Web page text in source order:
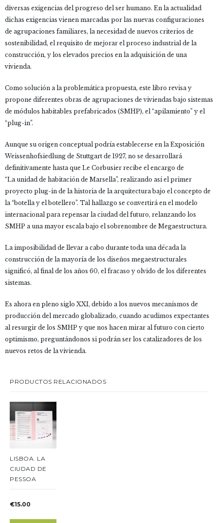
diversas exigencias del progreso del ser humano. En la actualidad
dichas exigencias vienen marcadas por las nuevas configuraciones
de agrupaciones familiares, la necesidad de nuevos criterios de
sostenibilidad, el requisito de mejorar el proceso industrial de la
construcción, y los elevados precios en la adquisición de una
vivienda.
Como solución a la problemática propuesta, este libro revisa y
propone diferentes obras de agrupaciones de viviendas bajo sistemas
de módulos habitables prefabricados (SMHP), el “apilamiento” y el
“plug-in”.
Aunque su origen conceptual podría establecerse en la Exposición
Weissenhofsiedlung de Stuttgart de 1927, no se desarrollará
definitivamente hasta que Le Corbusier recibe el encargo de
“La unidad de habitación de Marsella”, realizando así el primer
proyecto plug-in de la historia de la arquitectura bajo el concepto de
la “botella y el botellero”. Tal hallazgo se convertirá en el modelo
internacional para repensar la ciudad del futuro, relanzando los
SMHP a una mayor escala bajo el sobrenombre de Megaestructura.
La imposibilidad de llevar a cabo durante toda una década la
construcción de la mayoría de los diseños megaestructurales
significó, al final de los años 60, el fracaso y olvido de los diferentes
sistemas.
Es ahora en pleno siglo XXI, debido a los nuevos mecanismos de
producción del mercado globalizado, cuando acudimos expectantes
al resurgir de los SMHP y que nos hacen mirar al futuro con cierto
optimismo, preguntándonos si podrán ser los catalizadores de los
nuevos retos de la vivienda.
PRODUCTOS RELACIONADOS
LISBOA. LA
CIUDAD DE
PESSOA
€15.00